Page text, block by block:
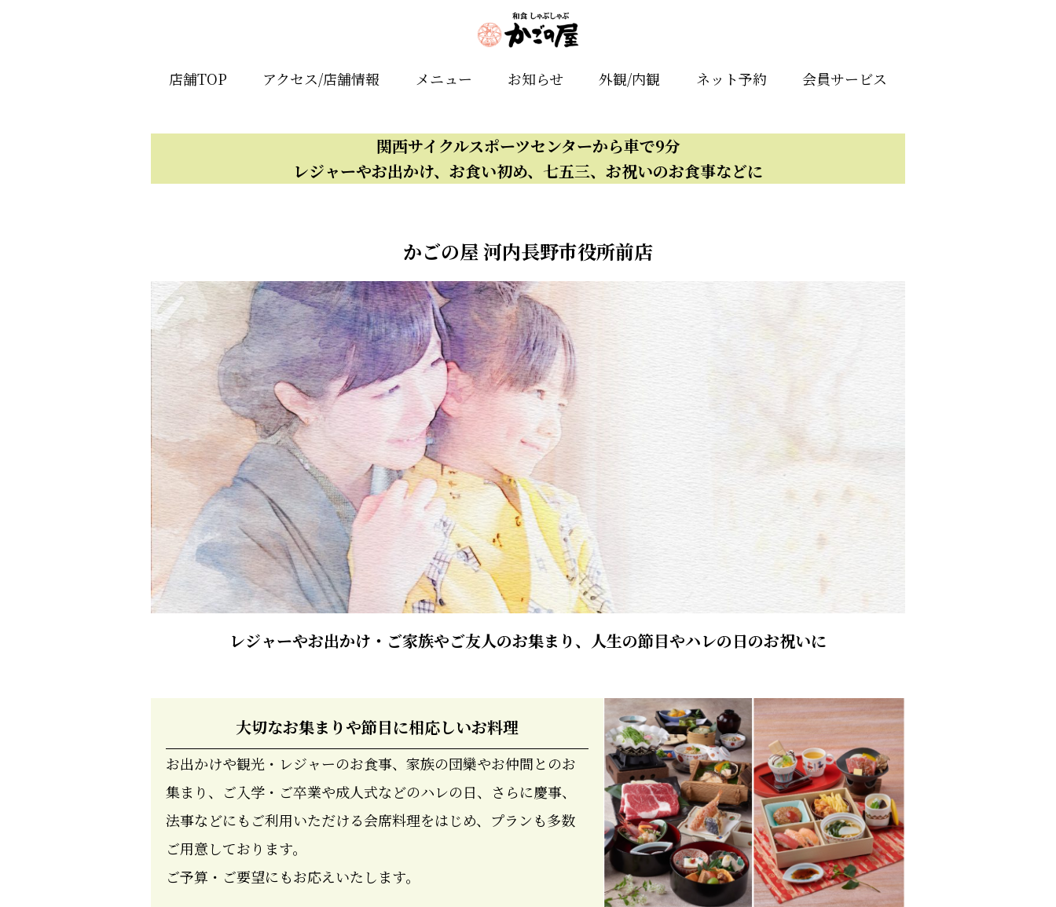
店舗TOP アクセス/店舗情報 メニュー お知らせ 外観/内観 ネット予約 会員サービス
関西サイクルスポーツセンターから車で9分
レジャーやお出かけ、お食い初め、七五三、お祝いのお食事などに
かごの屋 河内長野市役所前店
レジャーやお出かけ・ご家族やご友人のお集まり、人生の節目やハレの日のお祝いに
大切なお集まりや節目に相応しいお料理
お出かけや観光・レジャーのお食事、家族の団欒やお仲間とのお
集まり、ご入学・ご卒業や成人式などのハレの日、さらに慶事、
法事などにもご利用いただける会席料理をはじめ、プランも多数
ご用意しております。
ご予算・ご要望にもお応えいたします。